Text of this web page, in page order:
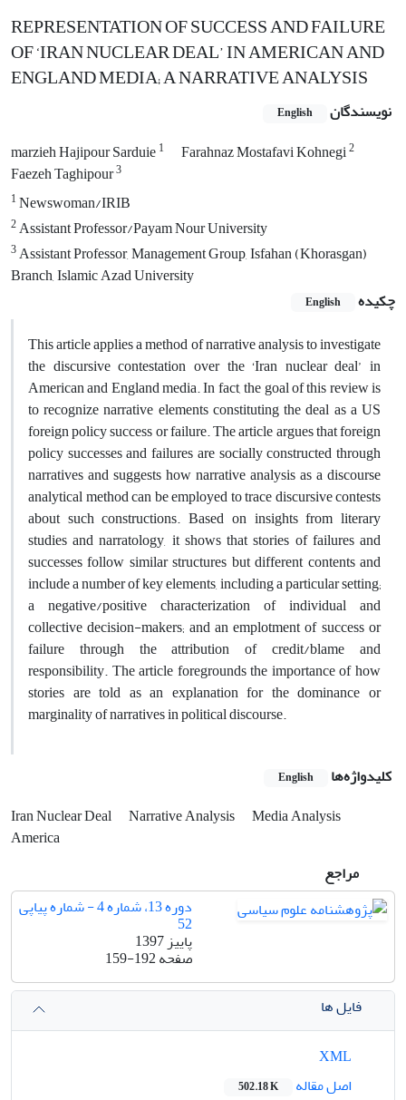
REPRESENTATION OF SUCCESS AND FAILURE
OF ‘IRAN NUCLEAR DEAL’ IN AMERICAN AND
ENGLAND MEDIA; A NARRATIVE ANALYSIS
نویسندگان English
marzieh Hajipour Sarduie1 Farahnaz Mostafavi Kohnegi2
Faezeh Taghipour3
1Newswoman/IRIB
2Assistant Professor/Payam Nour University
3Assistant Professor, Management Group, Isfahan (Khorasgan)
Branch, Islamic Azad University
چکیده
English
This article applies a method of narrative analysis to investigate
the discursive contestation over the ‘Iran nuclear deal’ in
American and England media. In fact, the goal of this review is
to recognize narrative elements constituting the deal as a US
foreign policy success or failure. The article argues that foreign
policy successes and failures are socially constructed through
narratives and suggests how narrative analysis as a discourse
analytical method can be employed to trace discursive contests
about such constructions. Based on insights from literary
studies and narratology, it shows that stories of failures and
successes follow similar structures but different contents and
include a number of key elements, including a particular setting;
a negative/positive characterization of individual and
collective decision-makers; and an emplotment of success or
failure through the attribution of credit/blame and
responsibility. The article foregrounds the importance of how
stories are told as an explanation for the dominance or
marginality of narratives in political discourse.
کلیدواژه‌ها English
Iran Nuclear Deal Narrative Analysis
Media Analysis
America
مراجع
دوره 13، شماره 4 - شماره پیاپی
52
پاییز 1397
صفحه159-192
فایل ها
اصل مقاله
502.18 K